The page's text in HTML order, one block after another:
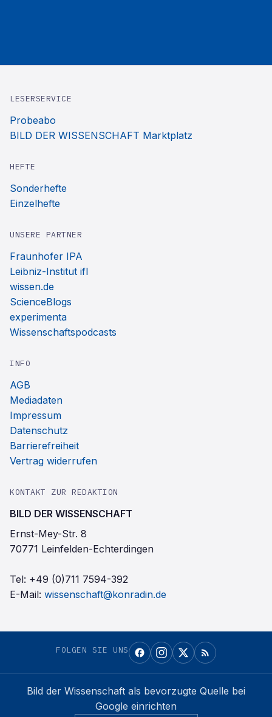
LESERSERVICE
Probeabo
BILD DER WISSENSCHAFT Marktplatz
HEFTE
Sonderhefte
Einzelhefte
UNSERE PARTNER
Fraunhofer IPA
Leibniz-Institut ifl
wissen.de
ScienceBlogs
experimenta
Wissenschaftspodcasts
INFO
AGB
Mediadaten
Impressum
Datenschutz
Barrierefreiheit
Vertrag widerrufen
KONTAKT ZUR REDAKTION
BILD DER WISSENSCHAFT
Ernst-Mey-Str. 8
70771 Leinfelden-Echterdingen
Tel: +49 (0)711 7594-392
E-Mail: wissenschaft@konradin.de
FOLGEN SIE UNS
Bild der Wissenschaft als bevorzugte Quelle bei
Google einrichten